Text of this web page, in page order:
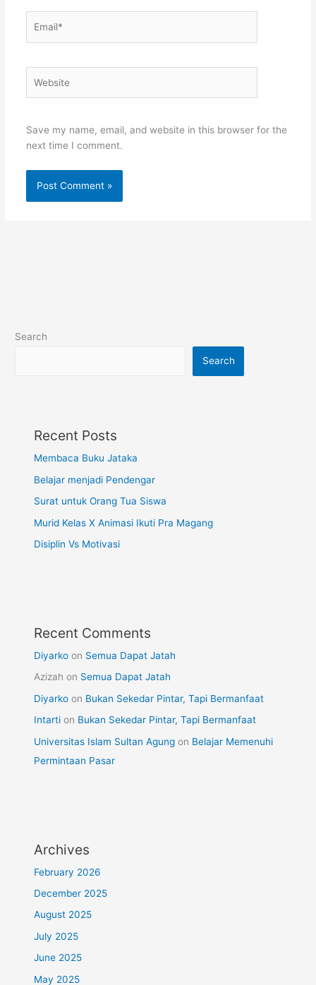
Save my name, email, and website in this browser for the
next time I comment.
Search
Search
Recent Posts
Membaca Buku Jataka
Belajar menjadi Pendengar
Surat untuk Orang Tua Siswa
Murid Kelas X Animasi Ikuti Pra Magang
Disiplin Vs Motivasi
Recent Comments
Diyarko on Semua Dapat Jatah
Azizah on Semua Dapat Jatah
Diyarko on Bukan Sekedar Pintar, Tapi Bermanfaat
Intarti on Bukan Sekedar Pintar, Tapi Bermanfaat
Universitas Islam Sultan Agung on Belajar Memenuhi
Permintaan Pasar
Archives
February 2026
December 2025
August 2025
July 2025
June 2025
May 2025